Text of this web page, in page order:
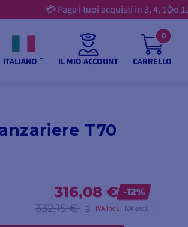
ITALIANO IL MIO ACCOUNT CARRELLO
0
T70
316,08 € -12%
332,15 € IVA incl. IVA escl.